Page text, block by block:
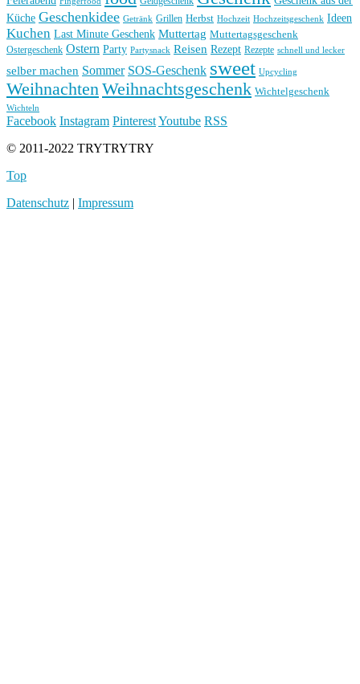
Küche Geschenkidee Getränk Grillen Herbst Hochzeit Hochzeitsgeschenk Ideen
Kuchen Last Minute Geschenk Muttertag Muttertagsgeschenk
Ostergeschenk Ostern Party Partysnack Reisen Rezept Rezepte schnell und lecker
selber machen Sommer SOS-Geschenk sweet Upcycling
WeihnachtenWeihnachtsgeschenk Wichtelgeschenk
Wichteln
Facebook Instagram PinterestYoutube RSS
© 2011-2022 TRYTRYTRY
Top
Datenschutz | Impressum